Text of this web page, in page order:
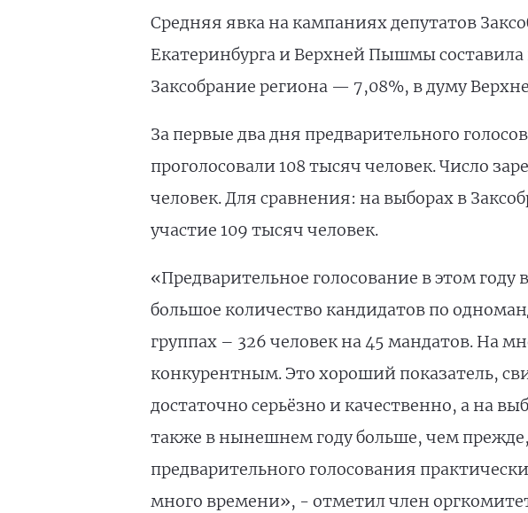
Средняя явка на кампаниях депутатов
Екатеринбурга и Верхней Пышмы составила
Заксобрание региона — 7,08%, в думу
За первые два дня предварительного
проголосовали 108 тысяч человек. Число
человек. Для сравнения: на выборах в
участие 109 тысяч человек.
«Предварительное голосование в этом
большое количество кандидатов по
группах – 326 человек на 45 мандатов. На
конкурентным. Это хороший показатель,
достаточно серьёзно и качественно, а на
также в нынешнем году больше, чем
предварительного голосования
много времени», - отметил член